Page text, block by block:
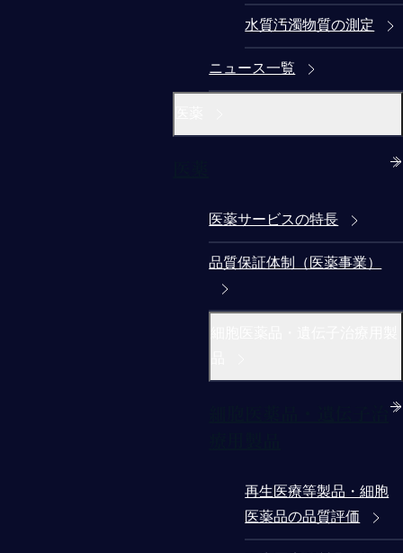
水質汚濁物質の測定
ニュース一覧
医薬サービスの特長
品質保証体制（医薬事業）
再生医療等製品・細胞
医薬品の品質評価